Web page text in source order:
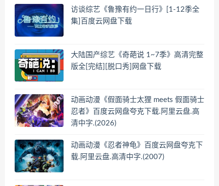
访谈综艺《鲁豫有约一日行》[1-12季全
集]百度云网盘下载
大陆国产综艺《奇葩说 1~7季》高清完整
版全[完结][脱口秀]网盘下载
动画动漫《假面骑士太狸 meets 假面骑士
忍者》百度云网盘夸克下载.阿里云盘.高
清中字.(2026)
动画动漫《忍者神龟》百度云网盘夸克下
载.阿里云盘.高清中字.(2007)